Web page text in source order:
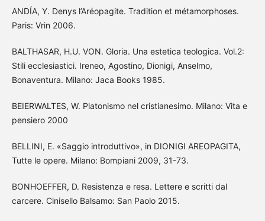
ANDÍA, Y. Denys l’Aréopagite. Tradition et métamorphoses.
Paris: Vrin 2006.
BALTHASAR, H.U. VON. Gloria. Una estetica teologica. Vol.2:
Stili ecclesiastici. Ireneo, Agostino, Dionigi, Anselmo,
Bonaventura. Milano: Jaca Books 1985.
BEIERWALTES, W. Platonismo nel cristianesimo. Milano: Vita e
pensiero 2000
BELLINI, E. «Saggio introduttivo», in DIONIGI AREOPAGITA,
Tutte le opere. Milano: Bompiani 2009, 31-73.
BONHOEFFER, D. Resistenza e resa. Lettere e scritti dal
carcere. Cinisello Balsamo: San Paolo 2015.